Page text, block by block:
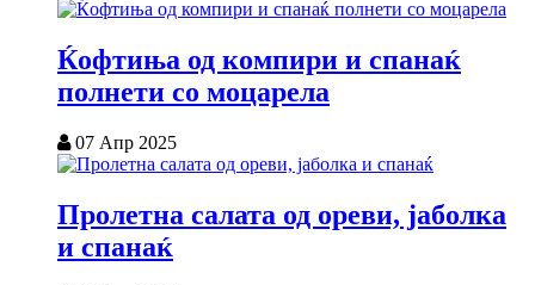
Ќофтиња од компири и спанаќ
полнети со моцарела
07 Апр 2025
Пролетна салата од ореви, јаболка
и спанаќ